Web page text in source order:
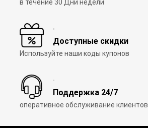
в течение 30 Дни недели
Доступные скидки
Используйте наши коды купонов
Поддержка 24/7
оперативное обслуживание клиентов